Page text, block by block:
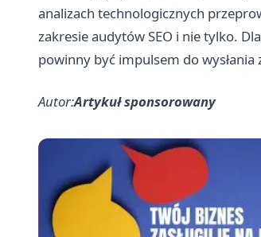
analizach technologicznych
zakresieaudytów SEO i nie tylko.
powinny być impulsem do
Autor:Artykuł sponsorowany